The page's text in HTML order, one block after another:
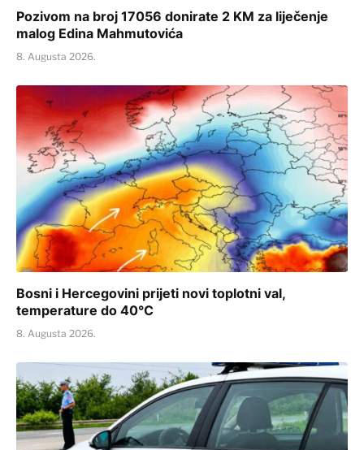
Pozivom na broj 17056 donirate 2 KM za liječenje
malog Edina Mahmutovića
8. Augusta 2026.
Bosni i Hercegovini prijeti novi toplotni val,
temperature do 40°C
8. Augusta 2026.